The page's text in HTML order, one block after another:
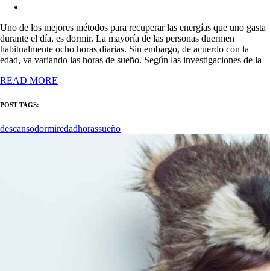
Uno de los mejores métodos para recuperar las energías que uno gasta
durante el día, es dormir. La mayoría de las personas duermen
habitualmente ocho horas diarias. Sin embargo, de acuerdo con la
edad, va variando las horas de sueño. Según las investigaciones de la
READ MORE
POST TAGS:
descansodormiredadhorassueño